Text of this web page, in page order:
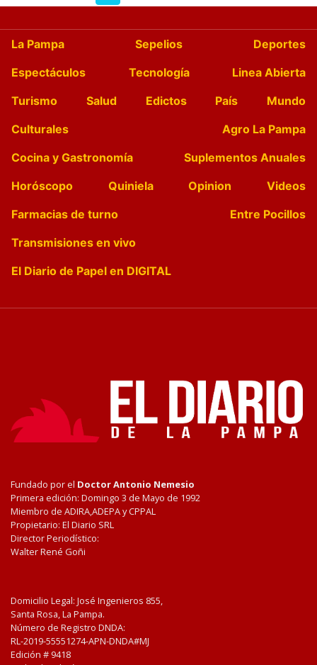
La Pampa Sepelios
Deportes
Espectáculos
Tecnología
Linea Abierta
Turismo
Salud Edictos País
Mundo
Culturales
Agro La Pampa
Cocina y Gastronomía
Suplementos Anuales
Horóscopo
Quiniela Opinion
Videos
Farmacias de turno
Entre Pocillos
Transmisiones en vivo
El Diario de Papel en DIGITAL
Fundado por el Doctor Antonio Nemesio
Primera edición: Domingo 3 de Mayo de 1992
Miembro de ADIRA,ADEPA y CPPAL
Propietario: El Diario SRL
Director Periodístico:
Walter René Goñi
Domicilio Legal: José Ingenieros 855,
Santa Rosa, La Pampa.
Número de Registro DNDA:
RL-2019-55551274-APN-DNDA#MJ
Edición # 9418